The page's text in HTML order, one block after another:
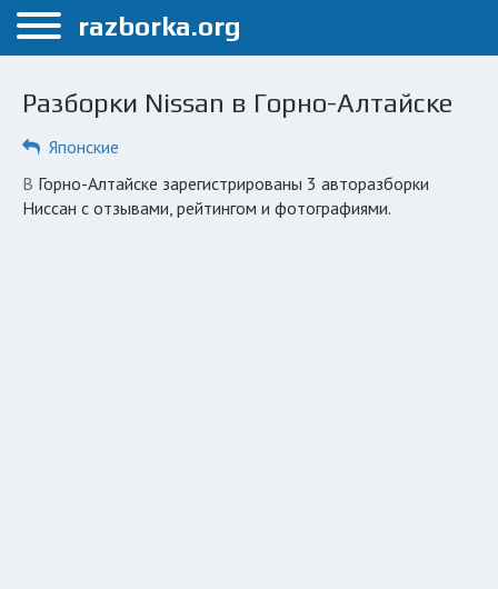
Меню
Горно-Алтайск
ПОЛЬЗОВАТЕЛЯМ
Каталог разборок
Разборки Nissan в Горно-Алтайске
Японские
в Горно-Алтайске зарегистрированы 3 авторазборки
Ниссан с отзывами, рейтингом и фотографиями.
razborka.org